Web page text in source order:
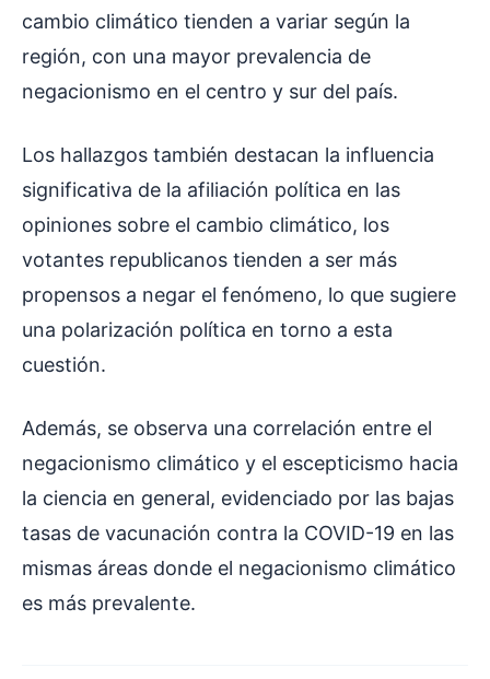
cambio climático tienden a variar según la
región, con una mayor prevalencia de
negacionismo en el centro y sur del país.
Los hallazgos también destacan la influencia
significativa de la afiliación política en las
opiniones sobre el cambio climático, los
votantes republicanos tienden a ser más
propensos a negar el fenómeno, lo que sugiere
una polarización política en torno a esta
cuestión.
Además, se observa una correlación entre el
negacionismo climático y el escepticismo hacia
la ciencia en general, evidenciado por las bajas
tasas de vacunación contra la COVID-19 en las
mismas áreas donde el negacionismo climático
es más prevalente.